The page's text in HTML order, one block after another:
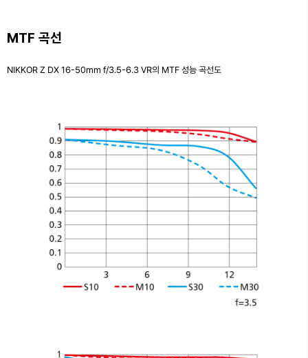
MTF 곡선
NIKKOR Z DX 16-50mm f/3.5-6.3 VR의 MTF 성능 곡선도